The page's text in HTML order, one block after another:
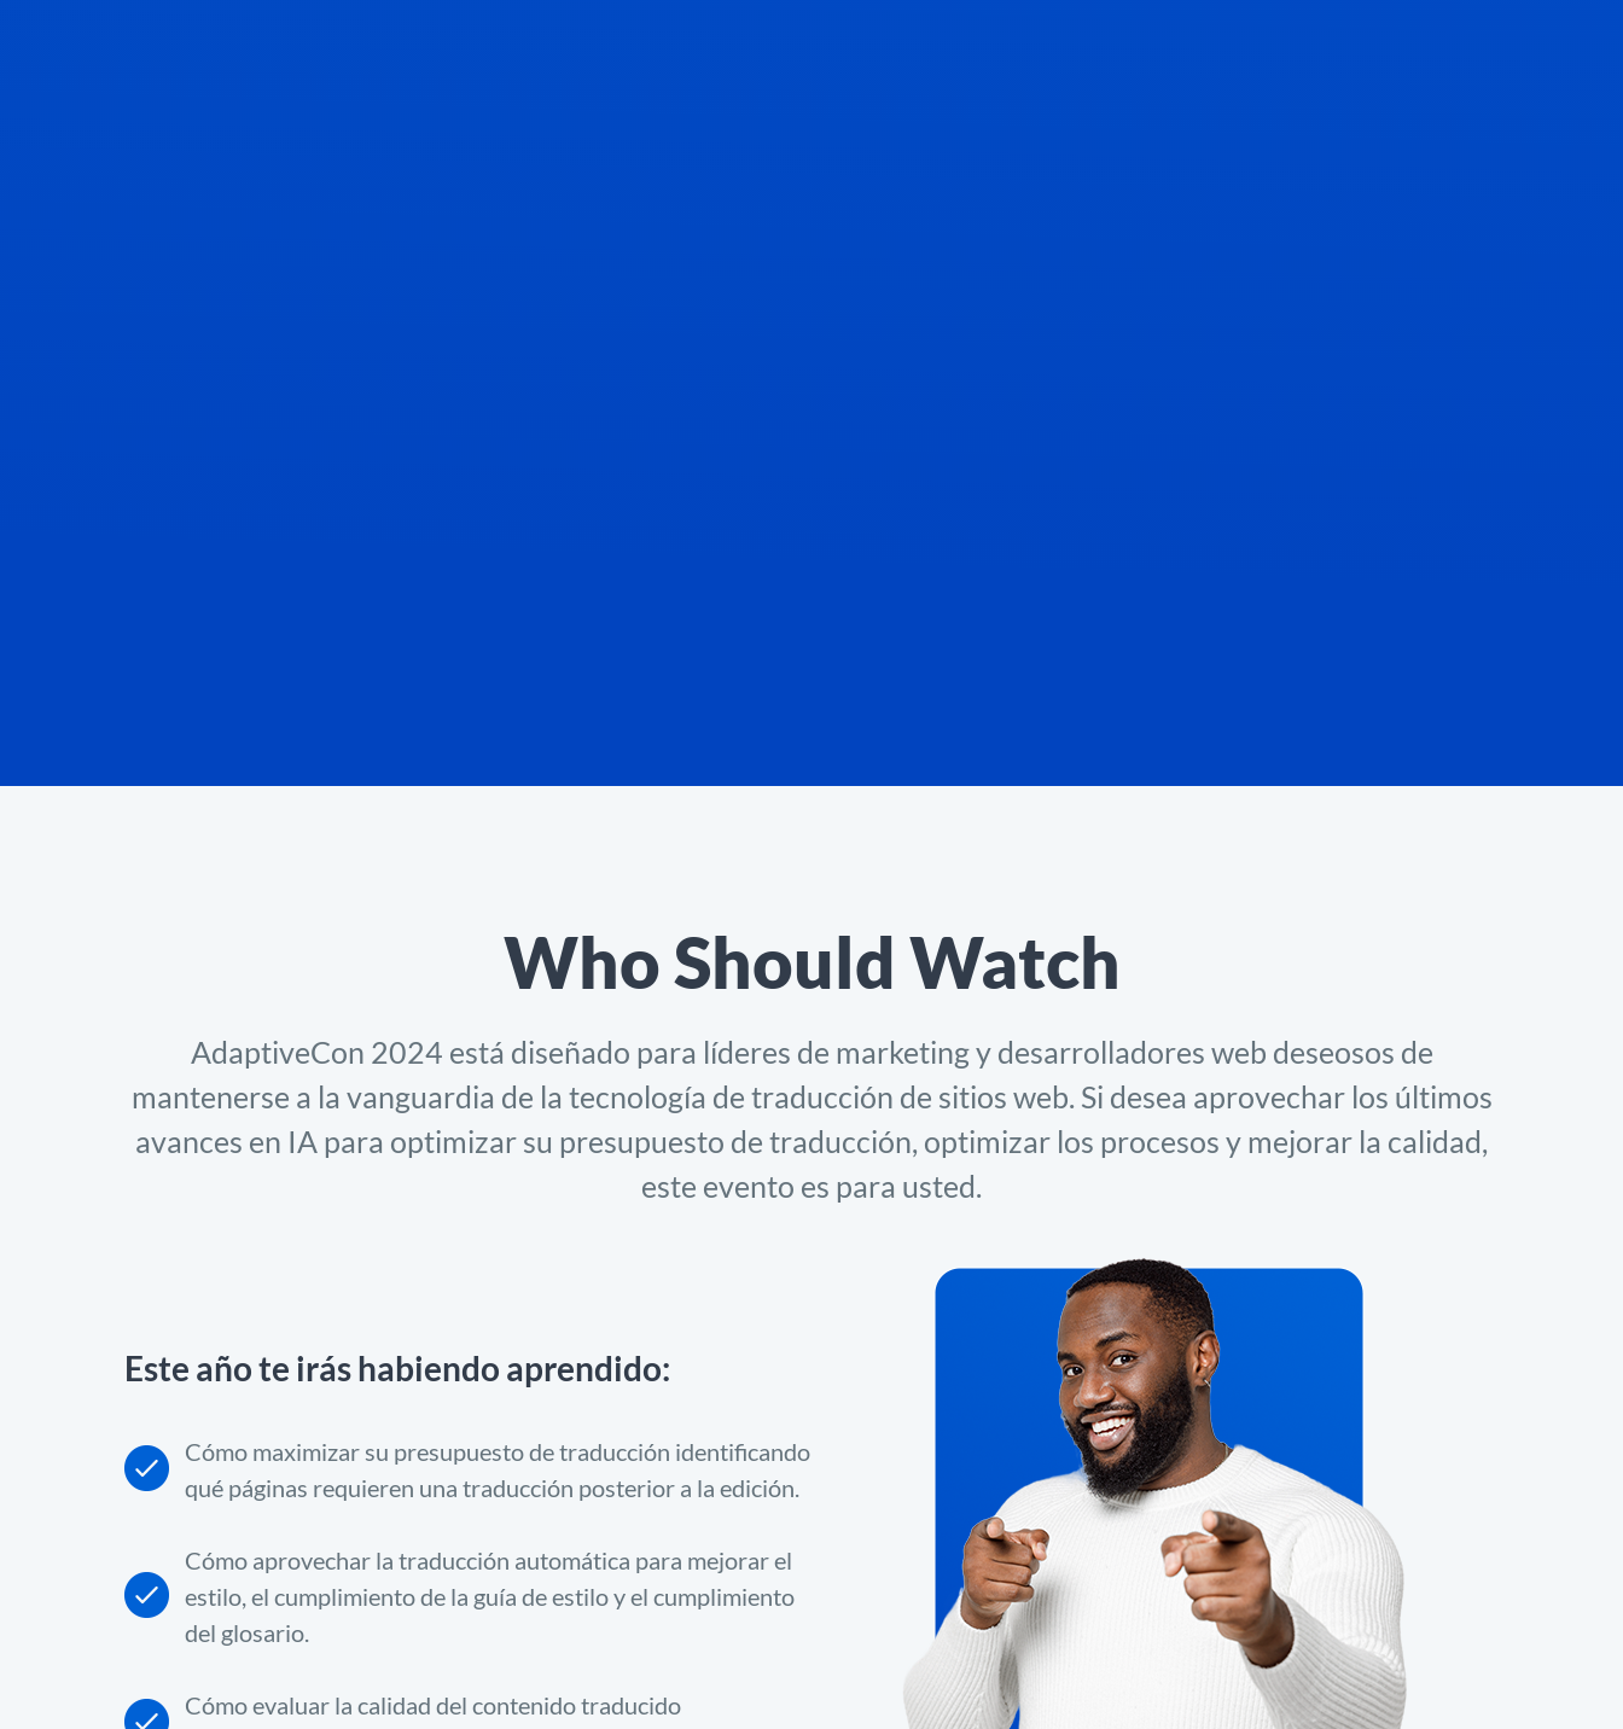
Who Should Watch
AdaptiveCon 2024 está diseñado para líderes de marketing y desarrolladores web deseosos de
mantenerse a la vanguardia de la tecnología de traducción de sitios web. Si desea aprovechar los últimos
avances en IA para optimizar su presupuesto de traducción, optimizar los procesos y mejorar la calidad,
este evento es para usted.
Este año te irás habiendo aprendido:
Cómo maximizar su presupuesto de traducción identificando
qué páginas requieren una traducción posterior a la edición.
Cómo aprovechar la traducción automática para mejorar el
estilo, el cumplimiento de la guía de estilo y el cumplimiento
del glosario.
Cómo evaluar la calidad del contenido traducido